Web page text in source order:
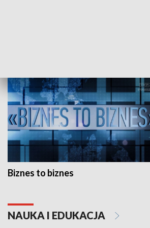
Biznes to biznes
NAUKA I EDUKACJA